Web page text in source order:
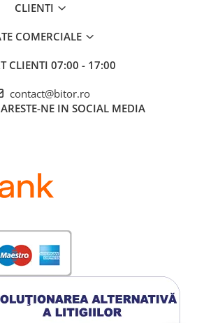
CLIENTI
COMERCIALE
CLIENTI 07:00 - 17:00
contact@bitor.ro
NE IN SOCIAL MEDIA